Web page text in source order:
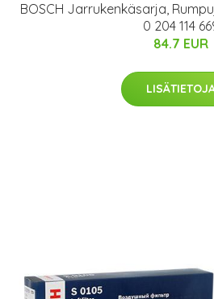
BOSCH Jarrukenkäsarja,
0 204 114
84.7 EUR